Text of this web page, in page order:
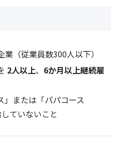
（従業員数300人以下）
2人以上、 6か月以上継続雇
」または「パパコース
ていないこと